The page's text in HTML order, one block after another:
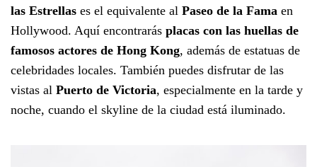
las Estrellas es el equivalente al Paseo de la Fama en
Hollywood. Aquí encontrarás placas con las huellas de
famosos actores de Hong Kong, además de estatuas de
celebridades locales. También puedes disfrutar de las
vistas al Puerto de Victoria, especialmente en la tarde y
noche, cuando el skyline de la ciudad está iluminado.